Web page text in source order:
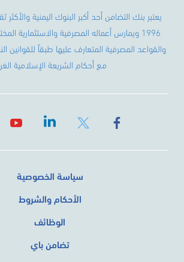
يعتبر بنك التضامن أحد أكبر البنوك اليمنية
1996 ويمارس أعماله المصرفية والاستثمارية
والقواعد المصرفية المتعارف عليها طبقاً للقوانين
مع أحكام الشريعة الإسلامية
سياسة الخصوصية
الأحكام والشروط
الوظائف
تضامن باي